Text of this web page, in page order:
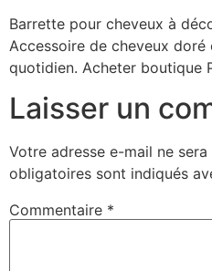
Barrette pour cheveux à
Accessoire de cheveux
quotidien. Acheter boutique
Laisser un
Votre adresse e-mail ne sera
obligatoires sont indiqués
Commentaire *